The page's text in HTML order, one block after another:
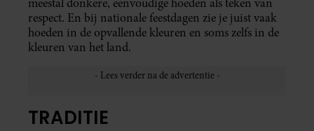
respect. En bij nationale feestdagen zie je juist vaak
hoeden in de opvallende kleuren en soms zelfs in de
kleuren van het land.
TRADITIE